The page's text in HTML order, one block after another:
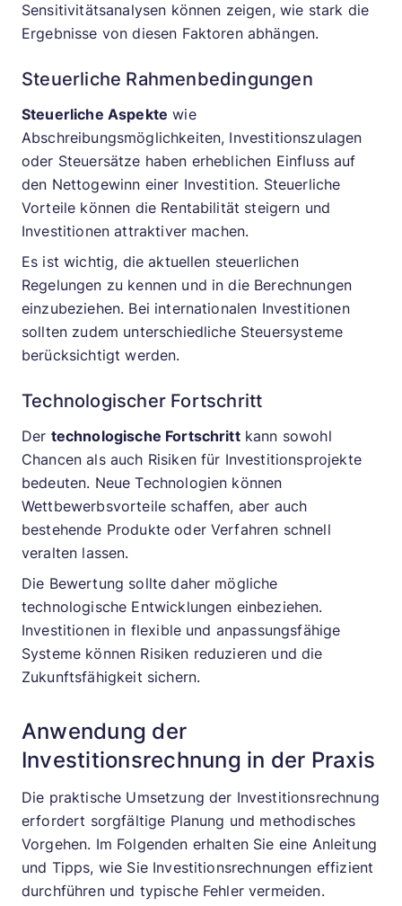
Sensitivitätsanalysen können zeigen, wie stark die
Ergebnisse von diesen Faktoren abhängen.
Steuerliche Rahmenbedingungen
Steuerliche Aspekte wie
Abschreibungsmöglichkeiten, Investitionszulagen
oder Steuersätze haben erheblichen Einfluss auf
den Nettogewinn einer Investition. Steuerliche
Vorteile können die Rentabilität steigern und
Investitionen attraktiver machen.
Es ist wichtig, die aktuellen steuerlichen
Regelungen zu kennen und in die Berechnungen
einzubeziehen. Bei internationalen Investitionen
sollten zudem unterschiedliche Steuersysteme
berücksichtigt werden.
Technologischer Fortschritt
Der technologische Fortschrittkann sowohl
Chancen als auch Risiken für Investitionsprojekte
bedeuten. Neue Technologien können
Wettbewerbsvorteile schaffen, aber auch
bestehende Produkte oder Verfahren schnell
veralten lassen.
Die Bewertung sollte daher mögliche
technologische Entwicklungen einbeziehen.
Investitionen in flexible und anpassungsfähige
Systeme können Risiken reduzieren und die
Zukunftsfähigkeit sichern.
Anwendung der
Investitionsrechnung in der Praxis
Die praktische Umsetzung der Investitionsrechnung
erfordert sorgfältige Planung und methodisches
Vorgehen. Im Folgenden erhalten Sie eine Anleitung
und Tipps, wie Sie Investitionsrechnungen effizient
durchführen und typische Fehler vermeiden.